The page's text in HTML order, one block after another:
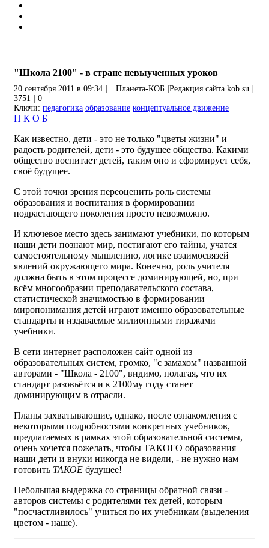
"Школа 2100" - в стране невыученных уроков
20 сентября 2011 в 09:34 Планета-КОБ Редакция сайта kob.su
3751
0
Ключи: педагогика образование концептуальное движение
П К О Б
Как известно, дети - это не только "цветы жизни" и
радость родителей, дети - это будущее общества. Какими
общество воспитает детей, таким оно и сформирует себя,
своё будущее.
С этой точки зрения переоценить роль системы
образования и воспитания в формировании
подрастающего поколения просто невозможно.
И ключевое место здесь занимают учебники, по которым
наши дети познают мир, постигают его тайны, учатся
самостоятельному мышлению, логике взаимосвязей
явлений окружающего мира. Конечно, роль учителя
должна быть в этом процессе доминирующей, но, при
всём многообразии преподавательского состава,
статистической значимостью в формировании
миропонимания детей играют именно образовательные
стандарты и издаваемые милионными тиражами
учебники.
В сети интернет расположен сайт одной из
образовательных систем, громко, "с замахом" названной
авторами - "Школа - 2100", видимо, полагая, что их
стандарт разовьётся и к 2100му году станет
доминирующим в отрасли.
Планы захватывающие, однако, после ознакомления с
некоторыми подробностями конкретных учебников,
предлагаемых в рамках этой образовательной системы,
очень хочется пожелать, чтобы ТАКОГО образования
наши дети и внуки никогда не видели, - не нужно нам
готовить ТАКОЕ будущее!
Небольшая выдержка со страницы обратной связи -
авторов системы с родителями тех детей, которым
"посчастливилось" учиться по их учебникам (выделения
цветом - наше).